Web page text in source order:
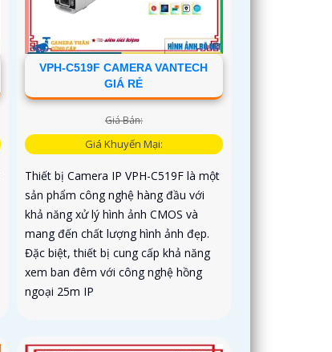
VPH-C519F CAMERA VANTECH
GIÁ RẺ
Giá Bán:
Giá Khuyến Mại:
Thiết bị Camera IP VPH-C519F là một
sản phẩm công nghệ hàng đầu với
khả năng xử lý hình ảnh CMOS và
mang đến chất lượng hình ảnh đẹp.
Đặc biệt, thiết bị cung cấp khả năng
xem ban đêm với công nghệ hồng
ngoại 25m IP